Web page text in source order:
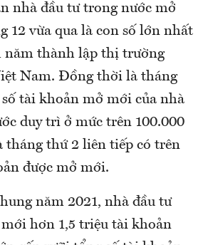
nhà đầu tư trong nước mở
12 vừa qua là con số lớn nhất
năm thành lập thị trường
Nam. Đồng thời là tháng
tài khoản mở mới của nhà
duy trì ở mức trên 100.000
tháng thứ 2 liên tiếp có trên
được mở mới.
năm 2021, nhà đầu tư
hơn 1,5 triệu tài khoản